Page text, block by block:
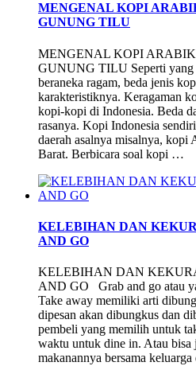
MENGENAL KOPI
GUNUNG TILU
MENGENAL KOPI
GUNUNG TILU Seperti yang
beraneka ragam, beda jenis
karakteristiknya. Keragaman
kopi-kopi di Indonesia. Beda
rasanya. Kopi Indonesia
daerah asalnya misalnya, kopi
Barat. Berbicara soal kopi …
KELEBIHAN DAN
AND GO
KELEBIHAN DAN
AND GO Grab and go atau
Take away memiliki arti
dipesan akan dibungkus dan
pembeli yang memilih untuk
waktu untuk dine in. Atau bisa
makanannya bersama